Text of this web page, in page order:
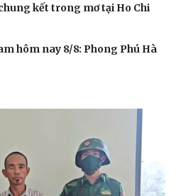
kết trong mơ tại Ho Chi
hôm nay 8/8: Phong Phú Hà